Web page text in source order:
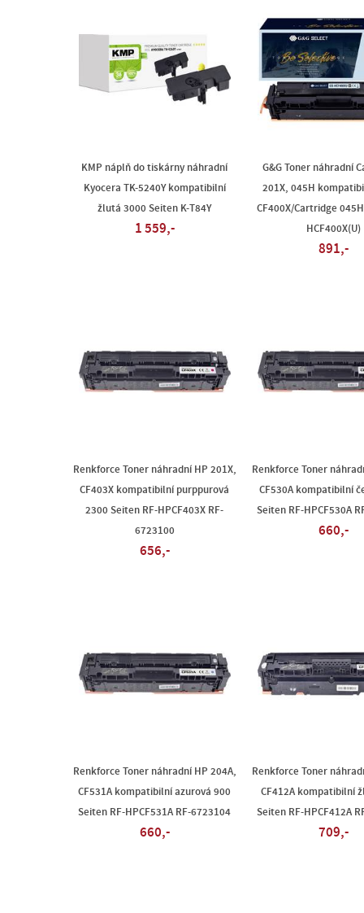
KMP náplň do tiskárny náhradní
Kyocera TK-5240Y kompatibilní
žlutá 3000 Seiten K-T84Y
1 559,-
G&G Toner náhradní
201X, 045H
CF400X/Cartridge
HCF400X(U)
891,-
Renkforce Toner náhradní HP 201X,
CF403X kompatibilní purppurová
2300 Seiten RF-HPCF403X RF-
6723100
656,-
Renkforce Toner
CF530A kompatibilní
Seiten RF-HPCF530A
660,-
Renkforce Toner náhradní HP 204A,
CF531A kompatibilní azurová 900
Seiten RF-HPCF531A RF-6723104
660,-
Renkforce Toner
CF412A kompatibilní
Seiten RF-HPCF412A
709,-